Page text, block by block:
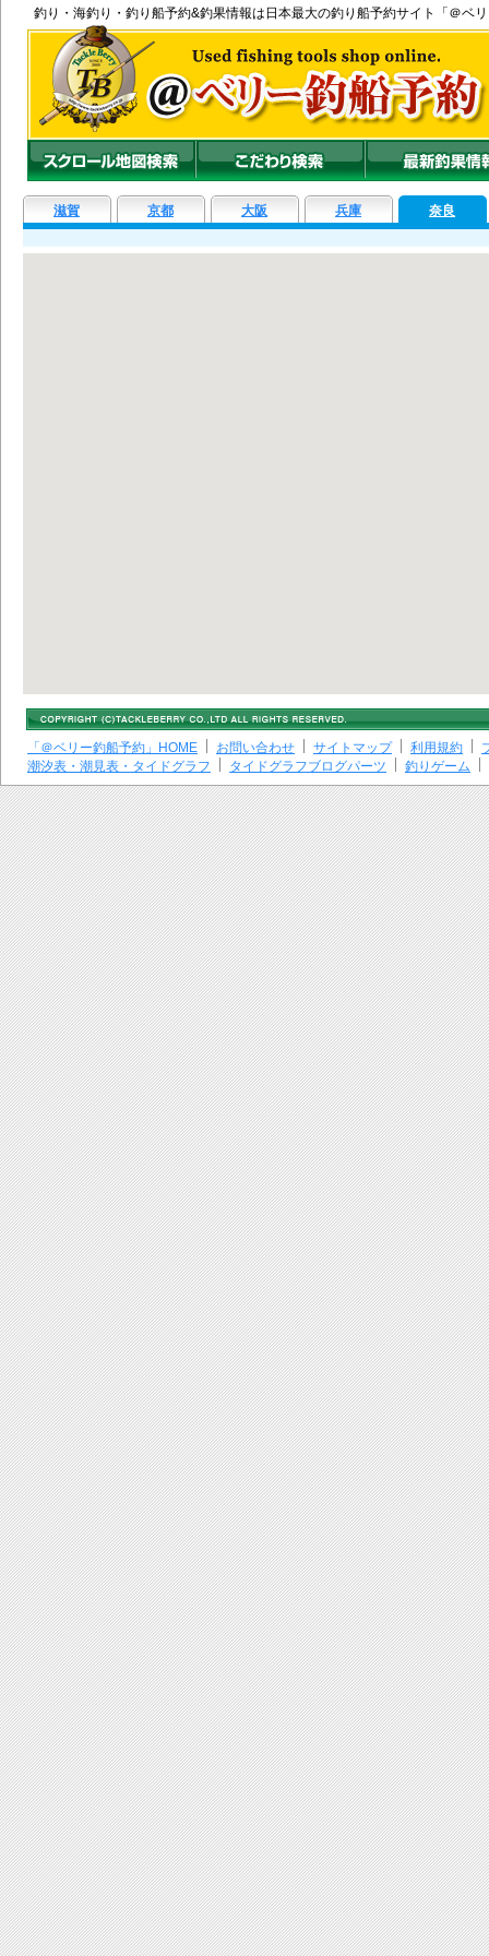
釣り ・ 海釣り ・ 釣り船予約&釣果情報は日本最大の釣り船予約サイト「＠ベ
滋賀 京都 大阪 兵庫 奈良
「＠ベリー釣船予約」HOME お問い合わせ サイトマップ 利用規約
潮汐表・潮見表・タイドグラフ
タイドグラフブログパーツ 釣りゲーム